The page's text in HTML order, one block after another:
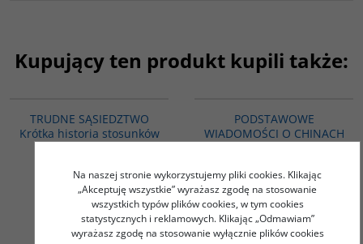
Kupujący ten produkt kupili także:
TRUDNE SĄSIEDZTWO
Krótka historia stosunków
PODSTAWOWE
WIADOMOŚCI O CHINACH
Kulturowe kody
społeczności chińskich /
Chiny w dziesięciu
słowach
Yu Hua / Zajdler Ewa
Na naszej stronie wykorzystujemy pliki cookies. Klikając
„Akceptuję wszystkie” wyrażasz zgodę na stosowanie
wszystkich typów plików cookies, w tym cookies
statystycznych i reklamowych. Klikając „Odmawiam”
wyrażasz zgodę na stosowanie wyłącznie plików cookies